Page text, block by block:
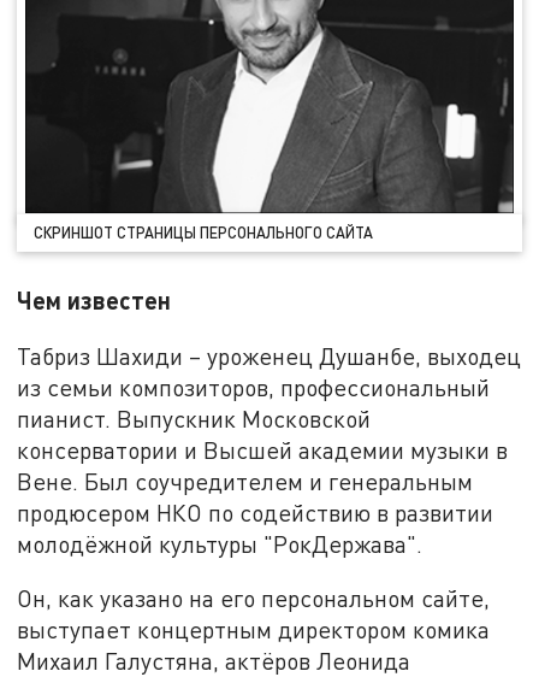
СКРИНШОТ СТРАНИЦЫ ПЕРСОНАЛЬНОГО САЙТА
Чем известен
Табриз Шахиди – уроженец Душанбе, выходец
из семьи композиторов, профессиональный
пианист. Выпускник Московской
консерватории и Высшей академии музыки в
Вене. Был соучредителем и генеральным
продюсером НКО по содействию в развитии
молодёжной культуры "РокДержава".
Он, как указано на его персональном сайте,
выступает концертным директором комика
Михаил Галустяна, актёров Леонида